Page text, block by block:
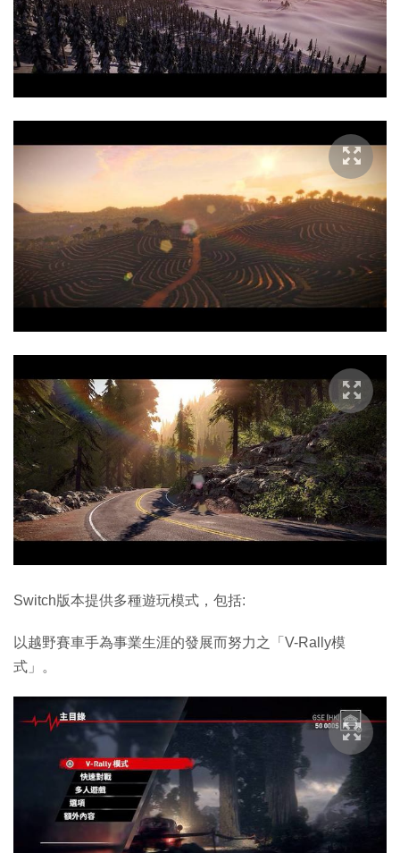
Switch版本提供多種遊玩模式，包括:
以越野賽車手為事業生涯的發展而努力之「V-Rally模
式」。